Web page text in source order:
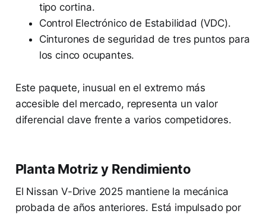
tipo cortina.
Control Electrónico de Estabilidad (VDC).
Cinturones de seguridad de tres puntos para
los cinco ocupantes.
Este paquete, inusual en el extremo más
accesible del mercado, representa un valor
diferencial clave frente a varios competidores.
Planta Motriz y Rendimiento
El Nissan V-Drive 2025 mantiene la mecánica
probada de años anteriores. Está impulsado por